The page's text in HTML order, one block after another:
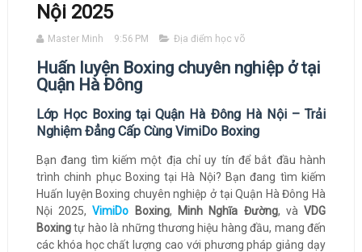
Nội 2025
Master Minh 9:56 PM Địa điểm học võ
Huấn luyện Boxing chuyên nghiệp ở tại
Quận Hà Đông
Lớp Học Boxing tại Quận Hà Đông Hà Nội – Trải
Nghiệm Đẳng Cấp Cùng VimiDo Boxing
Bạn đang tìm kiếm một địa chỉ uy tín để bắt đầu hành
trình chinh phục Boxing tại Hà Nội? Bạn đang tìm kiếm
Huấn luyện Boxing chuyên nghiệp ở tại Quận Hà Đông Hà
Nội 2025,VimiDo Boxing, Minh Nghĩa Đường, vàVDG
Boxingtự hào là những thương hiệu hàng đầu, mang đến
các khóa học chất lượng cao với phương pháp giảng dạy